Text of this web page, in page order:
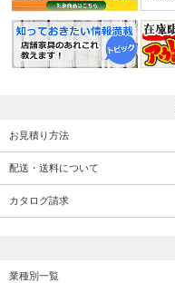
お見積り方法
配送・送料について
カタログ請求
業種別一覧